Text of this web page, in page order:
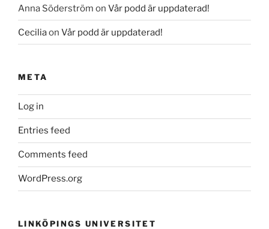
Anna Söderström on Vår podd är uppdaterad!
Ceciliaon Vår podd är uppdaterad!
META
Log in
Entries feed
Comments feed
WordPress.org
LINKÖPINGS UNIVERSITET